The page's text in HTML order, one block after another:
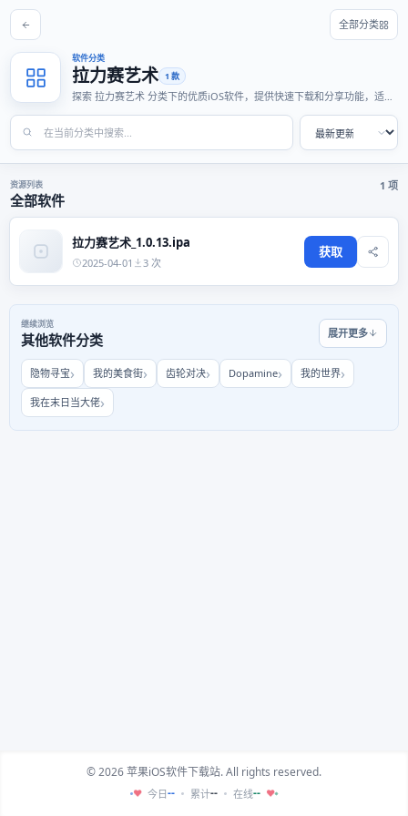
全部分类
软件分类
拉力赛艺术 1 款
探索 拉力赛艺术 分类下的优质iOS软件，提供快速下载和分享功能，适合
资源列表
全部软件
1 项
拉力赛艺术_1.0.13.ipa
2025-04-01 3 次
获取
继续浏览
其他软件分类 展开更多
隐物寻宝 我的美食街 齿轮对决 Dopamine 我的世界
我在末日当大佬
© 2026 苹果iOS软件下载站. All rights reserved.
♥ 今日-- 累计-- 在线-- ♥